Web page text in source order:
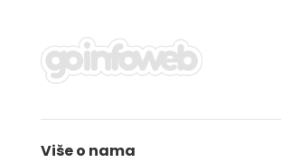
Više o nama